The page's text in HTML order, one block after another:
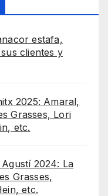
estafa,
clientes y
2025: Amaral,
Grasses, Lori
etc.
2024: La
Grasses,
etc.